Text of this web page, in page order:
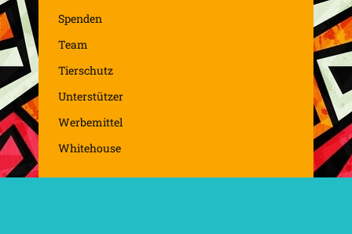
Spenden
Team
Tierschutz
Unterstützer
Werbemittel
Whitehouse